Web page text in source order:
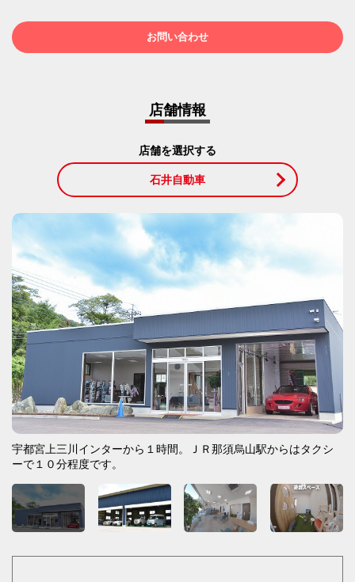
お問い合わせ
店舗情報
店舗を選択する
石井自動車
宇都宮上三川インターから１時間。ＪＲ那須烏山駅からはタクシ
ーで１０分程度です。